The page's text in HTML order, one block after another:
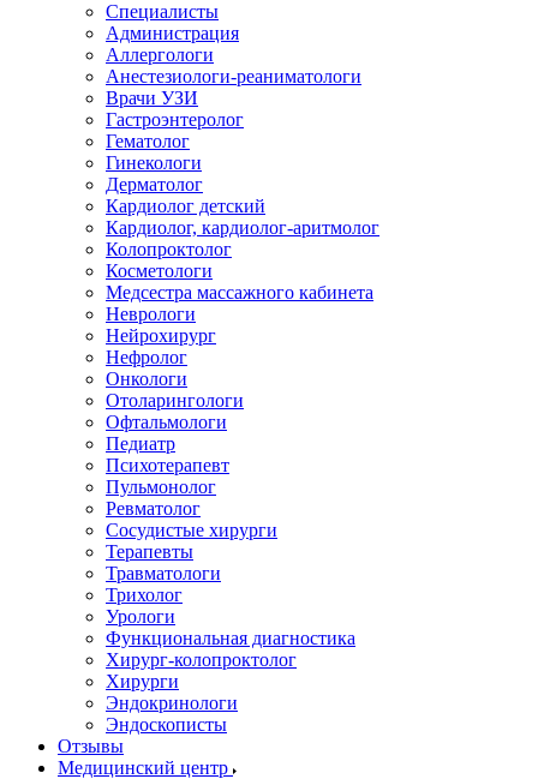
Специалисты
Администрация
Аллергологи
Анестезиологи-реаниматологи
Врачи УЗИ
Гастроэнтеролог
Гематолог
Гинекологи
Дерматолог
Кардиолог детский
Кардиолог, кардиолог-аритмолог
Колопроктолог
Косметологи
Медсестра массажного кабинета
Неврологи
Нейрохирург
Нефролог
Онкологи
Отоларингологи
Офтальмологи
Педиатр
Психотерапевт
Пульмонолог
Ревматолог
Сосудистые хирурги
Терапевты
Травматологи
Трихолог
Урологи
Функциональная диагностика
Хирург-колопроктолог
Хирурги
Эндокринологи
Эндоскописты
Отзывы
Медицинский центр